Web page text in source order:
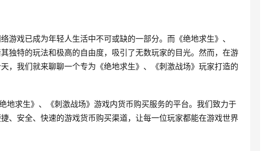
游戏已成为年轻人生活中不可或缺的一部分。而《绝地求生》、
独特的玩法和极高的自由度，吸引了无数玩家的目光。然而，在游
，我们就来聊聊一个专为《绝地求生》、《刺激战场》玩家打造的
地求生》、《刺激战场》游戏内货币购买服务的平台。我们致力于
、安全、快速的游戏货币购买渠道，让每一位玩家都能在游戏世界